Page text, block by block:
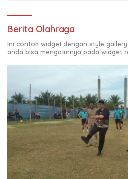
Berita Olahraga
Ini contoh widget dengan style
anda bisa mengaturnya pada widget